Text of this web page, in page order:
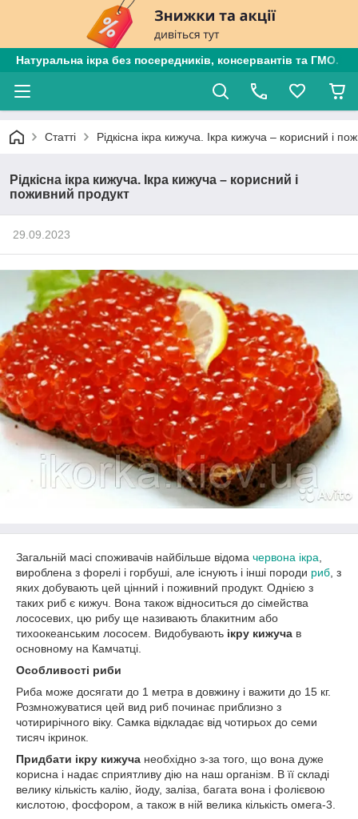
Натуральна ікра без посередників, консервантів та ГМО.
Статті Рідкісна ікра кижуча. Ікра кижуча – корисний і
Рідкісна ікра кижуча. Ікра кижуча – корисний і
поживний продукт
29.09.2023
Загальній масі споживачів найбільше відома червона ікра
вироблена з форелі і горбуші, але існують і інші породи риб , з
яких добувають цей цінний і поживний продукт. Однією з
таких риб є кижуч. Вона також відноситься до сімейства
лососевих, цю рибу ще називають блакитним або
тихоокеанським лососем. Видобувають ікру кижуча в
основному на Камчатці.
Особливості риби
Риба може досягати до 1 метра в довжину і важити до 15 кг.
Розмножуватися цей вид риб починає приблизно з
чотирирічного віку. Самка відкладає від чотирьох до семи
тисяч ікринок.
Придбати ікру кижуча необхідно з-за того, що вона дуже
корисна і надає сприятливу дію на наш організм. В її складі
велику кількість калію, йоду, заліза, багата вона і фолієвою
кислотою, фосфором, а також в ній велика кількість омега-3.